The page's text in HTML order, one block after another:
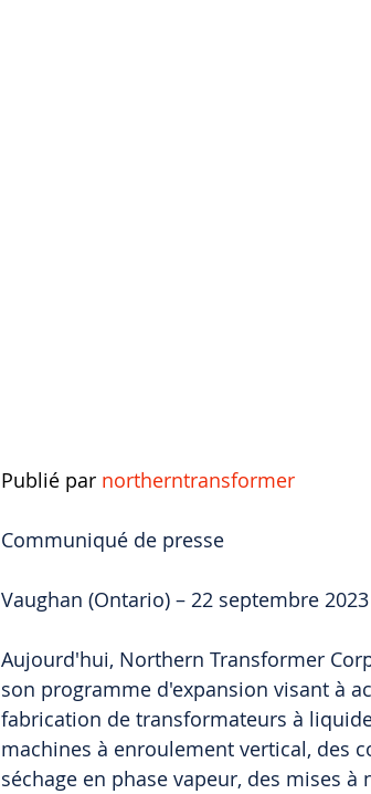
Publié par northerntransformer
Communiqué de presse
Vaughan (Ontario) – 22 septembre 2023
Aujourd'hui, Northern Transformer
son programme d'expansion visant à
fabrication de transformateurs à
machines à enroulement vertical, des
séchage en phase vapeur, des mises